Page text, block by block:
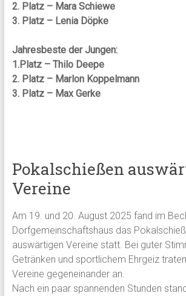
2. Platz – Mara Schiewe
3. Platz – Lenia Döpke
Jahresbeste der Jungen:
1.Platz – Thilo Deepe
2. Platz – Marlon Koppelmann
3. Platz – Max Gerke
Pokalschießen
Vereine
Am 19. und 20. August 2025 fand im
Dorfgemeinschaftshaus das
auswärtigen Vereine statt. Bei guter
Getränken und sportlichem Ehrgeiz
Vereine gegeneinander an.
Nach ein paar spannenden Stunden